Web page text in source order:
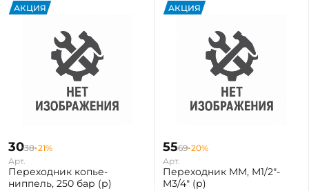
АКЦИЯ
3038-21%
Арт.
Переходник копье-
ниппель, 250 бар (р)
АКЦИЯ
5569-20%
Арт.
Переходник MM, M1/2"-
M3/4" (р)